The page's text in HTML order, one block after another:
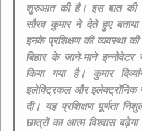
शुरुआत की है। इस बात की
सौरव कुमार ने देते हुए
इनके प्रशिक्षण की व्यवस्था
बिहार के जाने-माने
किया गया है। कुमार
इलेक्ट्रिकल और इलेक्ट्रॉनिक
दी। यह प्रशिक्षण पूर्णता
छात्रों का आत्म विश्वास